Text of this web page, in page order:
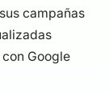
campañas
Google